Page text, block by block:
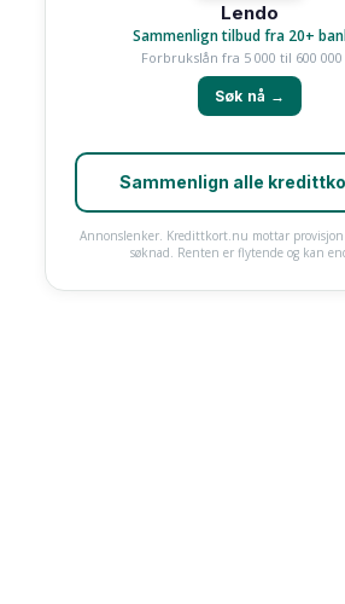
Lendo
Sammenlign tilbud fra 20+
Forbrukslån fra 5 000 til 600
Søk nå →
Sammenlign alle
Annonslenker. Kredittkort.nu mottar
søknad. Renten er flytende og kan